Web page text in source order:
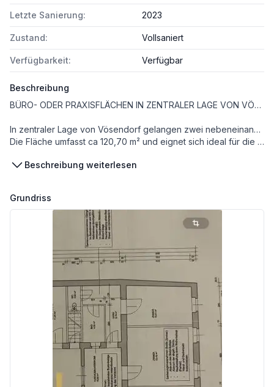
Letzte Sanierung: 2023
Zustand: Vollsaniert
Verfügbarkeit: Verfügbar
Beschreibung
BÜRO- ODER PRAXISFLÄCHEN IN ZENTRALER LAGE VON VÖSENDORF
In zentraler Lage von Vösendorf gelangen zwei nebeneinanderliegende, komplett sanierte Einheiten zur Vermietung.
Die Fläche umfasst ca 120,70 m² und eignet sich ideal für die Nutzung als Praxis, Büro .
Eine Küche ist derzeit nicht eingebaut; die Einrichtung einer Teeküche oder ähnlicher Ausstattung kann nach Absprache erfolgen.
Im Innenhof stehen Parkplätze zur Verfügung.
AUSSTATTUNG UND MERKMALE:
• Vollständig sanierter Zustand
• Flexible Nutzung als Büro, Praxis oder Kanzlei
• Helle, freundliche Räume
• Parkmöglichkeiten im Innenhof
• Gepflegtes Objekt mit angenehmem Umfeld
Mitteltrakt – ca. 120,70 m²:
Beschreibung weiterlesen
Grundriss